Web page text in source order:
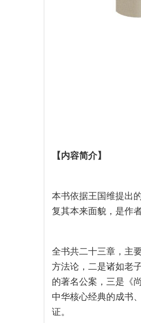
【内容简介】
本书依据王国维提出
复其本来面貌，是作
全书共二十三章，主
方法论，二是诸如老
的著名公案，三是《
中华核心经典的成书
证。